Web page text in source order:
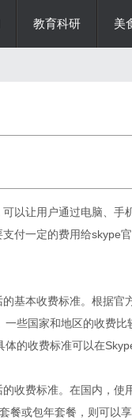
教育科研 美
以让用户通过电脑、手
付一定的费用给skype
基本收费标准。根据官
些国家和地区的收费
的收费标准可以在
收费标准。在国内，使
餐或包年套餐，则可以